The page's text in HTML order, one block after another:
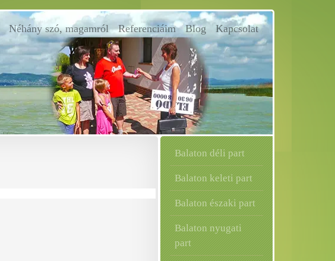
(current)
Néhány szó, magamról Referenciáim Blog Kapcsolat
Balaton déli part
Balaton keleti part
Balaton északi part
Balaton nyugati
part